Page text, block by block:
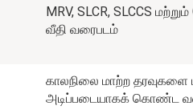
MRV, SLCR, SLCCS
வீதி வரைபடம்
காலநிலை மாற்ற
அடிப்படையாகக் கொண்ட